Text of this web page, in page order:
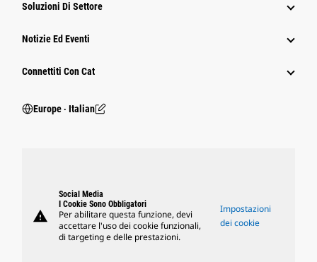
Soluzioni Di Settore
Notizie Ed Eventi
Connettiti Con Cat
Europe ‧ Italian
warning
Social Media
I Cookie Sono Obbligatori
Per abilitare questa funzione, devi
accettare l'uso dei cookie funzionali,
di targeting e delle prestazioni.
Impostazioni
dei cookie